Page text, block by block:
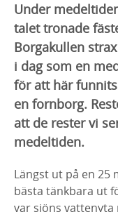
Under
talet tronade
Borgakullen
i dag som en
för att här
en fornborg.
att de rester vi
medeltiden.
Längst ut på en 25
bästa tänkbara ut
var sjöns